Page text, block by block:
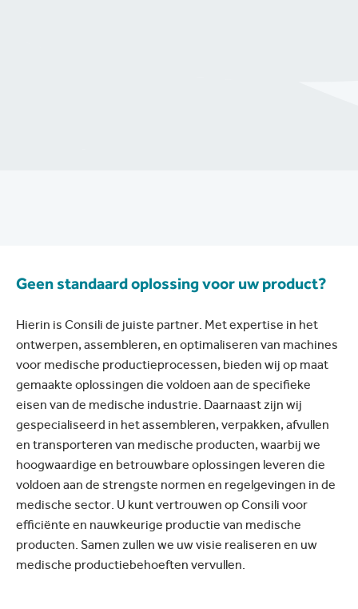
Geen standaard oplossing voor uw product?
Hierin is Consili de juiste partner. Met expertise in het
ontwerpen, assembleren, en optimaliseren van machines
voor medische productieprocessen, bieden wij op maat
gemaakte oplossingen die voldoen aan de specifieke
eisen van de medische industrie. Daarnaast zijn wij
gespecialiseerd in het assembleren, verpakken, afvullen
en transporteren van medische producten, waarbij we
hoogwaardige en betrouwbare oplossingen leveren die
voldoen aan de strengste normen en regelgevingen in de
medische sector. U kunt vertrouwen op Consili voor
efficiënte en nauwkeurige productie van medische
producten. Samen zullen we uw visie realiseren en uw
medische productiebehoeften vervullen.